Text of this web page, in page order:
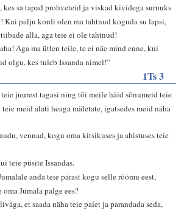
kes sa tapad prohveteid ja viskad kividega surnuks
Kui palju kordi olen ma tahtnud koguda su lapsi,
alla, aga teie ei ole tahtnud!
Aga ma ütlen teile, te ei näe mind enne, kui
olgu, kes tuleb Issanda nimel!”
1Ts 3
juurest tagasi ning tõi meile häid sõnumeid teie
meid alati heaga mäletate, igatsedes meid näha
vennad, kogu oma kitsikuses ja ahistuses teie
teie püsite Issandas.
anda teie pärast kogu selle rõõmu eest,
Jumala palge ees?
et saada näha teie palet ja parandada seda,